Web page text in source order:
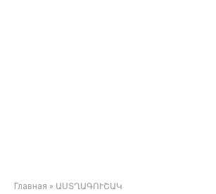
Главная » ԱՍՏՂԱԳՈՒՇԱԿ